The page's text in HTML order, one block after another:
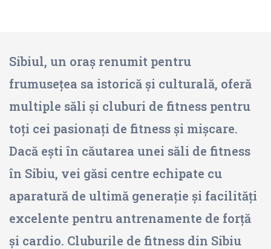
Sibiul, un oraș renumit pentru
frumusețea sa istorică și culturală, oferă
multiple săli și cluburi de fitness pentru
toți cei pasionați de fitness și mișcare.
Dacă ești în căutarea unei săli de fitness
în Sibiu, vei găsi centre echipate cu
aparatură de ultimă generație și facilități
excelente pentru antrenamente de forță
și cardio. Cluburile de fitness din Sibiu